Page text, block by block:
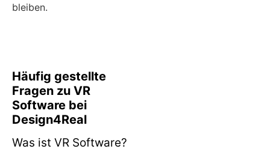
bleiben.
Häufig gestellte
Fragen zu VR
Software bei
Design4Real
Was ist VR Software?